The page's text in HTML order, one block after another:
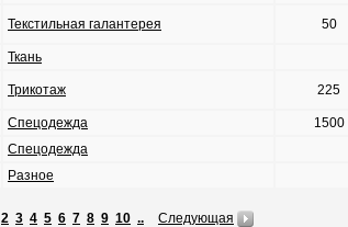
Текстильная галантерея 50
Ткань
Трикотаж 225
Спецодежда 1500
Спецодежда
Разное
2 3 4 5 6 7 8 9 10 .. Следующая